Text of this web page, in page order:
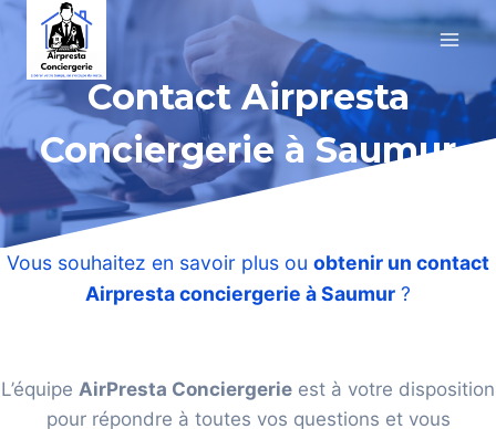
Aller
contenu
Contact Airpresta
Conciergerie à Saumur
Vous souhaitez en savoir plus ou obtenir un contact
Airpresta conciergerie à Saumur ?
L’équipe AirPresta Conciergerie est à votre disposition
pour répondre à toutes vos questions et vous